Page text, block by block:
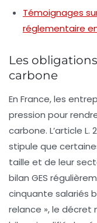
Témoignages
réglementaire
Les
carbone
En France, les
pression pour
carbone. L’article
stipule que
taille et de leur
bilan GES
cinquante salariés
relance », le décret